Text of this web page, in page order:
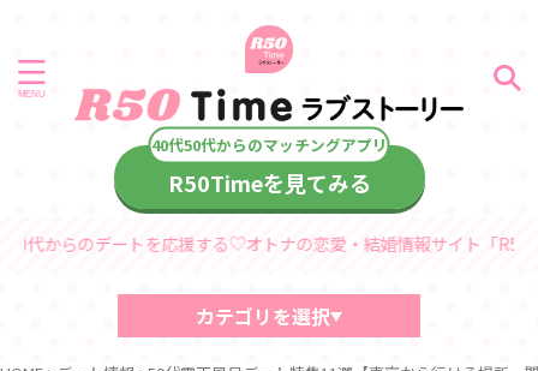
R50Timeを見てみる
援する♡オトナの恋愛・結婚情報サイト「R50Timeラブストーリー
カテゴリを選択